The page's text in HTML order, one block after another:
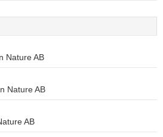
Nature AB
Nature AB
AB